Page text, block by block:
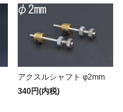
アクスルシャフト φ2mm
340円(内税)